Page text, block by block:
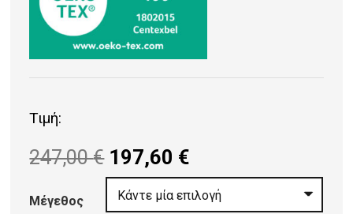
Τιμή:
247,00€ Original
price
was:
197,60 €
τρέχουσα
τιμή
Μέγεθος